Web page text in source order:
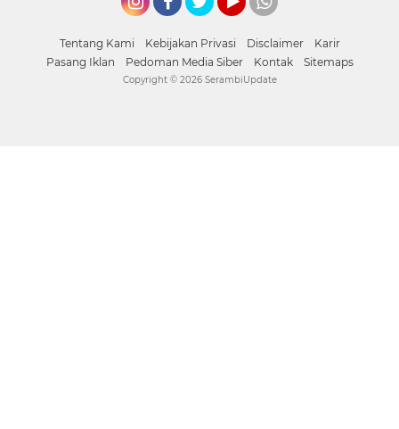
Tentang Kami Kebijakan Privasi Disclaimer
Karir
Pasang Iklan
Pedoman Media Siber Kontak Sitemaps
Copyright © 2026 SerambiUpdate